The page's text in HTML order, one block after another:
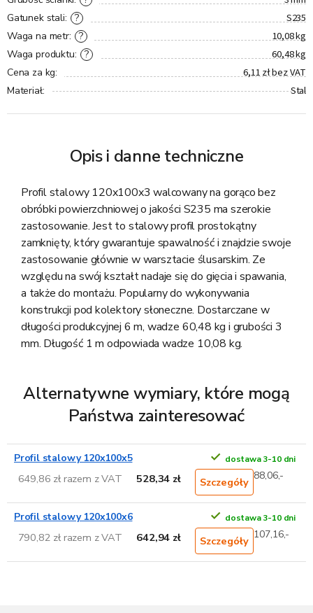
?
Gatunek stali: S235
?
Waga na metr: 10,08 kg
?
Waga produktu: 60,48 kg
Cena za kg: 6,11 zł bez VAT
Materiał: Stal
Opis i danne techniczne
Profil stalowy 120x100x3 walcowany na gorąco bez
obróbki powierzchniowej o jakości S235 ma szerokie
zastosowanie. Jest to stalowy profil prostokątny
zamknięty, który gwarantuje spawalność i znajdzie swoje
zastosowanie głównie w warsztacie ślusarskim. Ze
względu na swój kształt nadaje się do gięcia i spawania,
a także do montażu. Popularny do wykonywania
konstrukcji pod kolektory słoneczne. Dostarczane w
długości produkcyjnej 6 m, wadze 60,48 kg i grubości 3
mm. Długość 1 m odpowiada wadze 10,08 kg.
Alternatywne wymiary, które mogą
Państwa zainteresować
Profil stalowy 120x100x5 dostawa 3-10 dni
649,86 zł razem z VAT 528,34 zł Szczegóły 88,06,-
Profil stalowy 120x100x6 dostawa 3-10 dni
790,82 zł razem z VAT 642,94 zł Szczegóły 107,16,-